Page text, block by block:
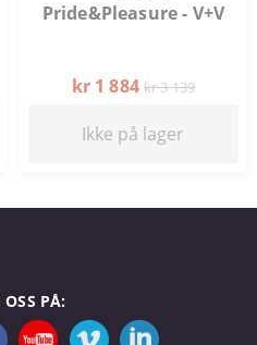
Pride&Pleasure - V+V
kr 1 884 kr 3 139
Ikke på lager
OSS PÅ: